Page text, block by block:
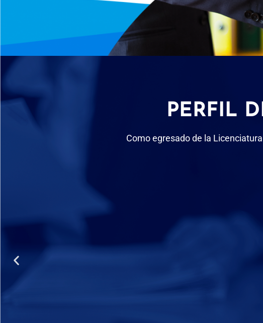
PERFIL
Como egresado de la